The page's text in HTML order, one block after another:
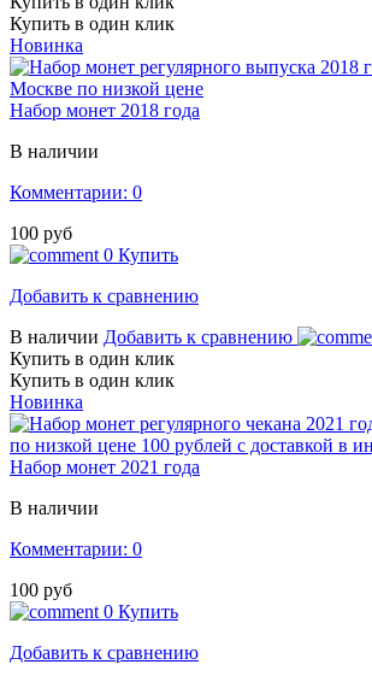
Купить в один клик
Новинка
Набор монет 2018 года
В наличии
Комментарии: 0
100 руб
0 Купить
Добавить к сравнению
В наличии Добавить к сравнению
Купить в один клик
Купить в один клик
Новинка
Набор монет 2021 года
В наличии
Комментарии: 0
100 руб
0 Купить
Добавить к сравнению